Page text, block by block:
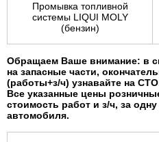
Промывка топливной
системы LIQUI MOLY
(бензин)
Обращаем Ваше внимание: в
на запасные части,
(работы+з/ч) узнавайте на
Все указанные цены
стоимость работ и з/ч, за
автомобиля.